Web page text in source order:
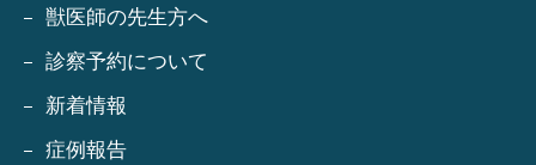
獣医師の先生方へ
診察予約について
新着情報
症例報告